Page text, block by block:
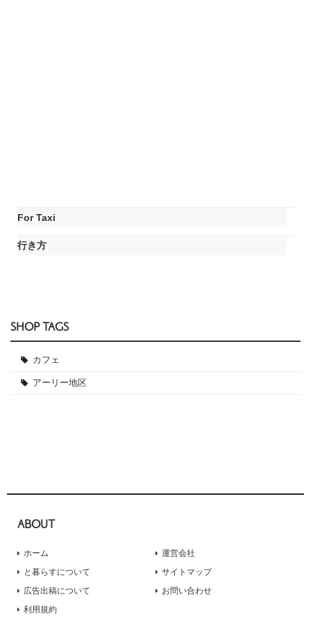
For Taxi
行き方
SHOP TAGS
カフェ
アーリー地区
ABOUT
ホーム
と暮らすについて
広告出稿について
運営会社
サイトマップ
お問い合わせ
利用規約